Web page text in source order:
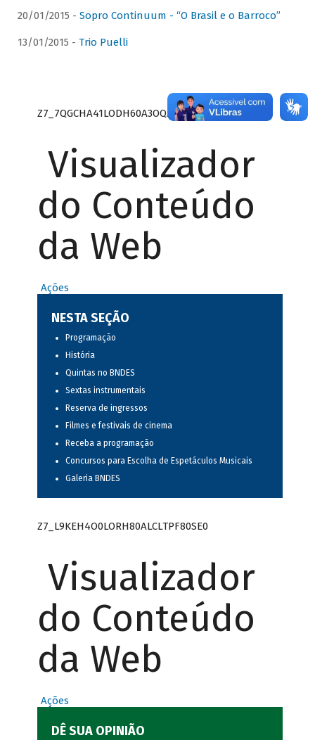
20/01/2015 - Sopro Continuum - “O Brasil e o Barroco”
13/01/2015 - Trio Puelli
Z7_7QGCHA41LODH60A3OQA8RN1415
Visualizador
do Conteúdo
da Web
Ações
NESTA SEÇÃO
Programação
História
Quintas no BNDES
Sextas instrumentais
Reserva de ingressos
Filmes e festivais de cinema
Receba a programação
Concursos para Escolha de Espetáculos Musicais
Galeria BNDES
Z7_L9KEH4O0LORH80ALCLTPF80SE0
Visualizador
do Conteúdo
da Web
Ações
DÊ SUA OPINIÃO